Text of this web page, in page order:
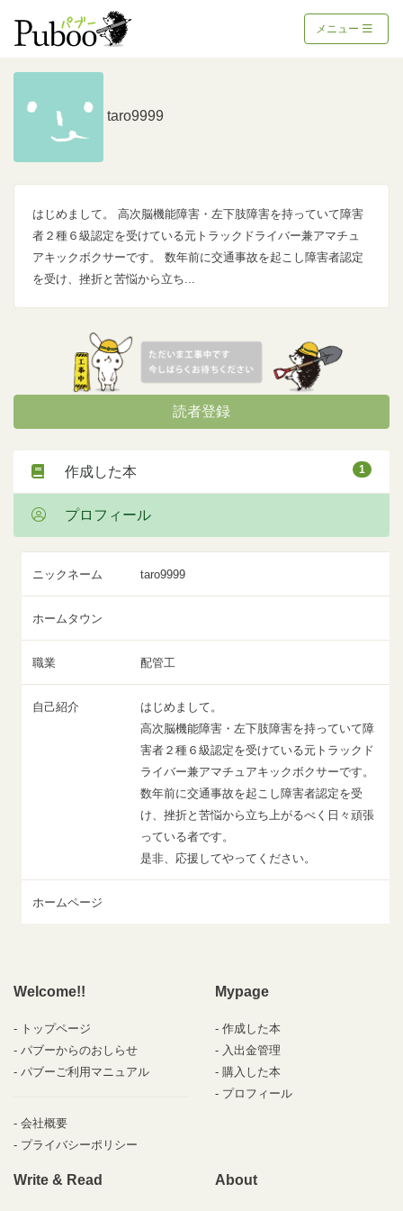
メニュー
ニックネーム taro9999
ホームタウン
職業 配管工
自己紹介
はじめまして。
高次脳機能障害・左下肢障害を持っていて障
害者２種６級認定を受けている元トラックド
ライバー兼アマチュアキックボクサーです。
数年前に交通事故を起こし障害者認定を受
け、挫折と苦悩から立ち上がるべく日々頑張
っている者です。
是非、応援してやってください。
ホームページ
taro9999
はじめまして。 高次脳機能障害・左下肢障害を持っていて障害
者２種６級認定を受けている元トラックドライバー兼アマチュ
アキックボクサーです。 数年前に交通事故を起こし障害者認定
を受け、挫折と苦悩から立ち...
読者登録
作成した本 1
プロフィール
Welcome!!
トップページ
パブーからのおしらせ
パブーご利用マニュアル
会社概要
プライバシーポリシー
Mypage
作成した本
入出金管理
購入した本
プロフィール
Write & Read About